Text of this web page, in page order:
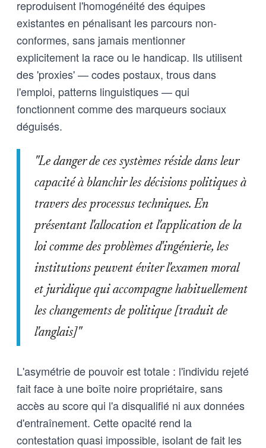
reproduisent l'homogénéité des équipes
existantes en pénalisant les parcours non-
conformes, sans jamais mentionner
explicitement la race ou le handicap. Ils utilisent
des 'proxies' — codes postaux, trous dans
l'emploi, patterns linguistiques — qui
fonctionnent comme des marqueurs sociaux
déguisés.
"Le danger de ces systèmes réside dans leur
capacité à blanchir les décisions politiques à
travers des processus techniques. En
présentant l'allocation et l'application de la
loi comme des problèmes d'ingénierie, les
institutions peuvent éviter l'examen moral
et juridique qui accompagne habituellement
les changements de politique [traduit de
l'anglais]"
L'asymétrie de pouvoir est totale : l'individu rejeté
fait face à une boîte noire propriétaire, sans
accès au score qui l'a disqualifié ni aux données
d'entraînement. Cette opacité rend la
contestation quasi impossible, isolant de fait les